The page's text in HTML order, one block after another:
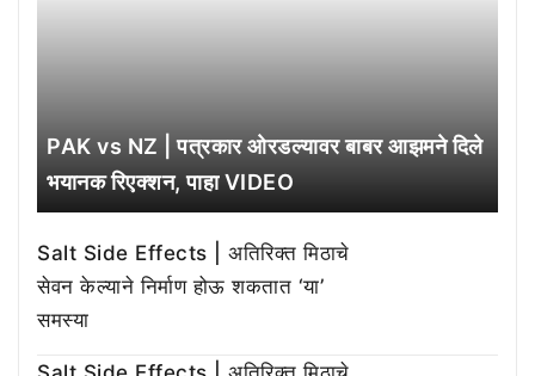
PAK vs NZ | पत्रकार ओरडल्यावर बाबर आझमने दिले
भयानक रिएक्शन, पाहा VIDEO
Salt Side Effects | अतिरिक्त मिठाचे
सेवन केल्याने निर्माण होऊ शकतात ‘या’
समस्या